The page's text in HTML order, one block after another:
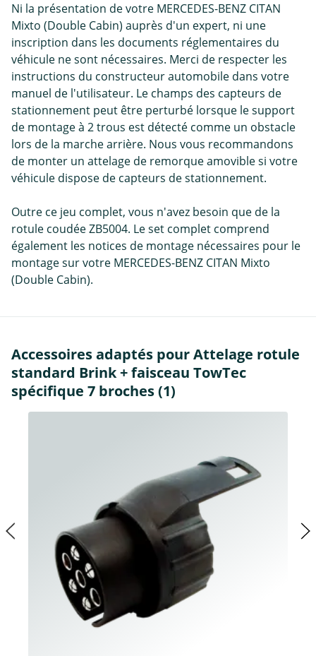
Ni la présentation de votre MERCEDES-BENZ CITAN
Mixto (Double Cabin) auprès d'un expert, ni une
inscription dans les documents réglementaires du
véhicule ne sont nécessaires. Merci de respecter les
instructions du constructeur automobile dans votre
manuel de l'utilisateur. Le champs des capteurs de
stationnement peut être perturbé lorsque le support
de montage à 2 trous est détecté comme un obstacle
lors de la marche arrière. Nous vous recommandons
de monter un attelage de remorque amovible si votre
véhicule dispose de capteurs de stationnement.
Outre ce jeu complet, vous n'avez besoin que de la
rotule coudée ZB5004. Le set complet comprend
également les notices de montage nécessaires pour le
montage sur votre MERCEDES-BENZ CITAN Mixto
(Double Cabin).
Accessoires adaptés pour Attelage rotule
standard Brink + faisceau TowTec
spécifique 7 broches (1)